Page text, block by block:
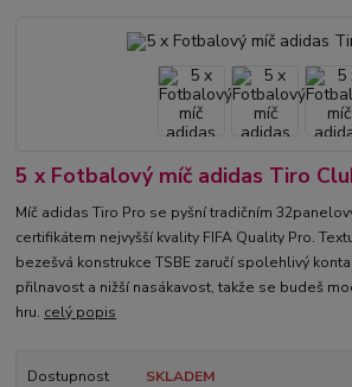
5 x Fotbalový míč adidas Tiro
Míč adidas Tiro Pro se pyšní tradičním
certifikátem nejvyšší kvality FIFA Quality Pro.
bezešvá konstrukce TSBE zaručí spolehlivý
přilnavost a nižší nasákavost, takže se budeš
hru. celý popis
Dostupnost
SKLADEM